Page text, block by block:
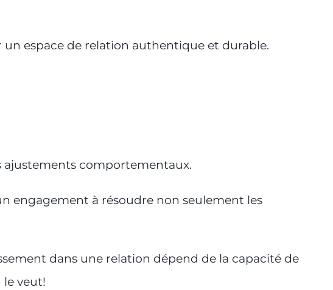
un espace de relation authentique et durable.
ajustements comportementaux.
engagement à résoudre non seulement les
dans une relation dépend de la capacité de
le veut!